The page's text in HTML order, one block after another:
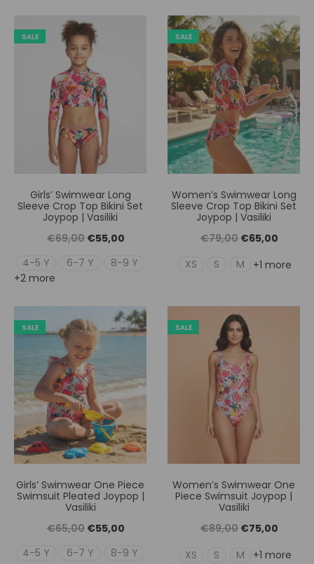
SALE
Girls’ Swimwear Long
Sleeve Crop Top Bikini Set
Joypop | Vasiliki
€69,00 Original
price
€55,00Η
τρέχουσα
€55,00.
4-5 Y 6-7 Y
8-9 Y
+2 more
SALE
Women’s Swimwear Long
Sleeve Crop Top Bikini Set
Joypop | Vasiliki
€79,00 Original
price
€65,00Η
XS S M +1 more
SALE
Girls’ Swimwear One Piece
Swimsuit Pleated Joypop |
Vasiliki
€65,00 Original
price
€55,00Η
τρέχουσα
4-5 Y 6-7 Y
8-9 Y
SALE
Women’s Swimwear One
Piece Swimsuit Joypop |
Vasiliki
€89,00 Original
price
€75,00Η
XS S M +1 more